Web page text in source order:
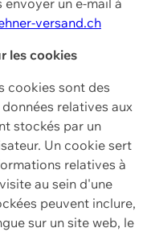
versand.ch
les cookies
cookies sont des
relatives aux
stockés par un
Un cookie sert
relatives à
au sein d'une
peuvent inclure,
sur un site web, le